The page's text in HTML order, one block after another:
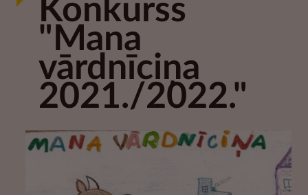
Konkurss
"Mana
vārdnīciņa
2021./2022."